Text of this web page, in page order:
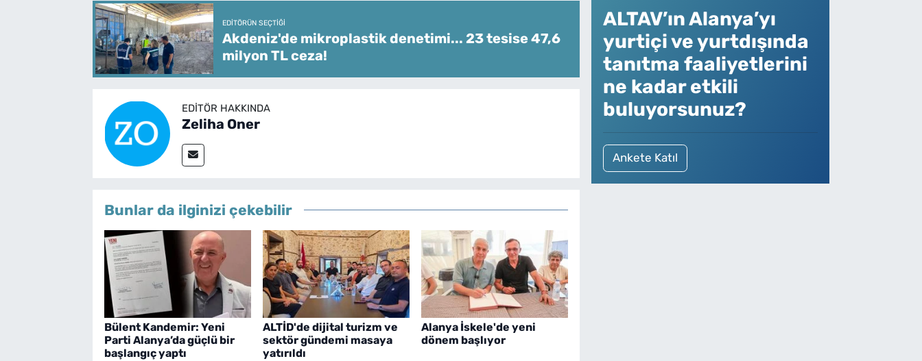
EDITÖRÜN SEÇTIĞI
Akdeniz'de mikroplastik denetimi... 23 tesise 47,6
milyon TL ceza!
EDITÖR HAKKINDA
Zeliha Oner
Bunlar da ilginizi çekebilir
Bülent Kandemir: Yeni
Parti Alanya’da güçlü bir
başlangıç yaptı
ALTİD'de dijital turizm ve
sektör gündemi masaya
yatırıldı
Alanya İskele'de yeni
dönem başlıyor
ALTAV’ın Alanya’yı
yurtiçi ve yurtdışında
tanıtma faaliyetlerini
ne kadar etkili
buluyorsunuz?
Ankete Katıl